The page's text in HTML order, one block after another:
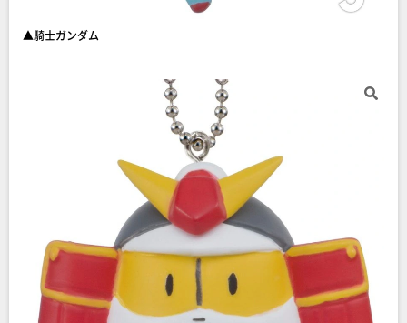
▲騎士ガンダム